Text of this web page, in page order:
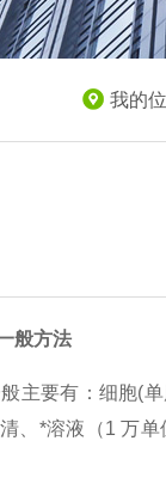
我的位
般方法
主要有：细胞(
、*溶液（1 万